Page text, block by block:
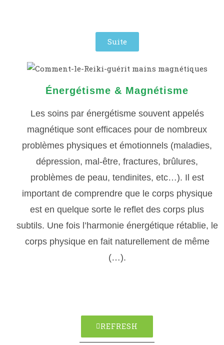
Suite
Énergétisme & Magnétisme
Les soins par énergétisme souvent appelés
magnétique sont efficaces pour de nombreux
problèmes physiques et émotionnels (maladies,
dépression, mal-être, fractures, brûlures,
problèmes de peau, tendinites, etc…). Il est
important de comprendre que le corps physique
est en quelque sorte le reflet des corps plus
subtils. Une fois l’harmonie énergétique rétablie, le
corps physique en fait naturellement de même
(…).
REFRESH